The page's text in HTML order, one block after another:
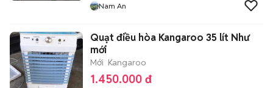
Nam An
Quạt điều hòa Kangaroo 35 lít Như
mới
Mới Kangaroo
1.450.000 đ